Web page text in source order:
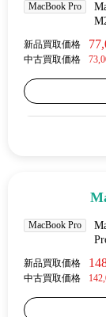
MacBook Pro
新品買取価格
中古買取価格
MacBook Pro
新品買取価格
中古買取価格